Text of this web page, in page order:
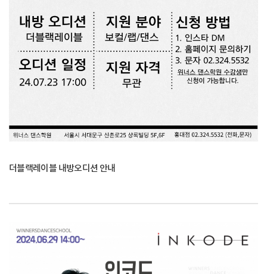
더블랙레이블 내방오디션 안내